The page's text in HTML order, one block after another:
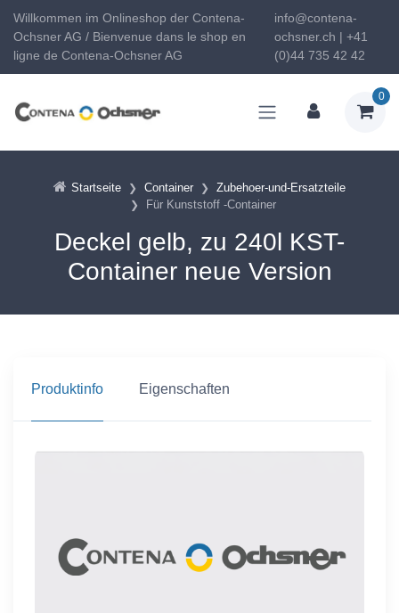
Willkommen im Onlineshop der Contena-
Ochsner AG / Bienvenue dans le shop en
ligne de Contena-Ochsner AG
info@contena-
ochsner.ch | +41
(0)44 735 42 42
0
Startseite Container
Zubehoer-und-Ersatzteile
Für Kunststoff -Container
Deckel gelb, zu 240l KST-
Container neue Version
Produktinfo Eigenschaften